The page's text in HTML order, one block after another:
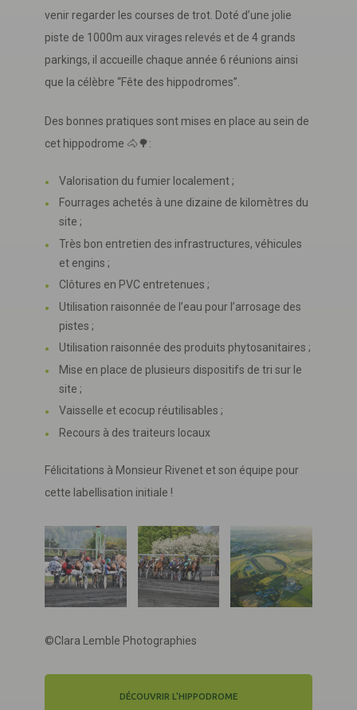
venir regarder les courses de trot. Doté d’une jolie
piste de 1000m aux virages relevés et de 4 grands
parkings, il accueille chaque année 6 réunions ainsi
que la célèbre “Fête des hippodromes”.
Des bonnes pratiques sont mises en place au sein de
cet hippodrome 🐴🌳:
Valorisation du fumier localement ;
Fourrages achetés à une dizaine de kilomètres du
site ;
Très bon entretien des infrastructures, véhicules
et engins ;
Clôtures en PVC entretenues ;
Utilisation raisonnée de l’eau pour l’arrosage des
pistes ;
Utilisation raisonnée des produits phytosanitaires ;
Mise en place de plusieurs dispositifs de tri sur le
site ;
Vaisselle et ecocup réutilisables ;
Recours à des traiteurs locaux
Félicitations à Monsieur Rivenet et son équipe pour
cette labellisation initiale !
©Clara Lemble Photographies
DÉCOUVRIR L'HIPPODROME